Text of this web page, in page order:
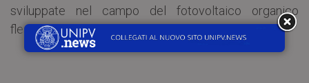
sviluppate nel campo del fotovoltaico organico
flessibile.